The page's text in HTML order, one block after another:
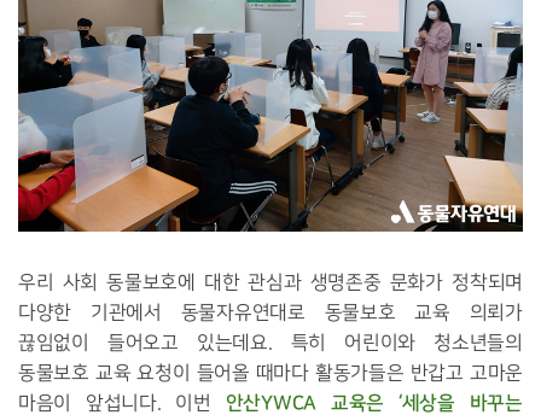
우리 사회 동물보호에 대한 관심과 생명존중 문화가 정착되며
다양한 기관에서 동물자유연대로 동물보호 교육 의뢰가
끊임없이 들어오고 있는데요. 특히 어린이와 청소년들의
동물보호 교육 요청이 들어올 때마다 활동가들은 반갑고 고마운
마음이 앞섭니다. 이번 안산YWCA 교육은 ‘세상을 바꾸는